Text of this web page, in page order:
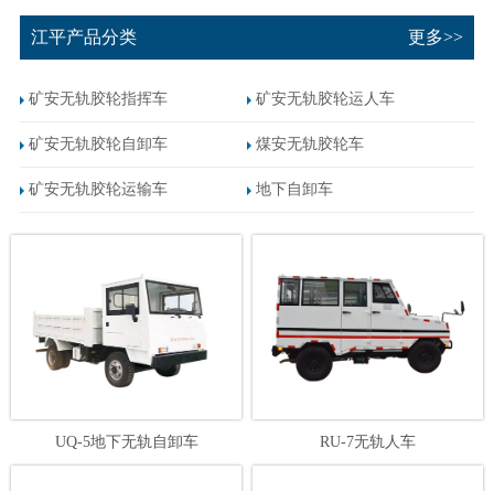
江平产品分类 更多>>
矿安无轨胶轮指挥车 矿安无轨胶轮运人车
矿安无轨胶轮自卸车 煤安无轨胶轮车
矿安无轨胶轮运输车 地下自卸车
UQ-5地下无轨自卸车 RU-7无轨人车